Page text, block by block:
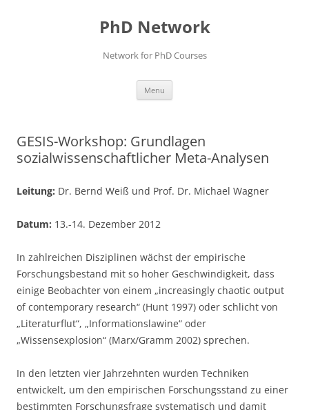
PhD Network
Network for PhD Courses
Menu
GESIS-Workshop: Grundlagen
sozialwissenschaftlicher Meta-Analysen
Leitung: Dr. Bernd Weiß und Prof. Dr. Michael Wagner
Datum: 13.-14. Dezember 2012
In zahlreichen Disziplinen wächst der empirische
Forschungsbestand mit so hoher Geschwindigkeit, dass
einige Beobachter von einem „increasingly chaotic output
of contemporary research“ (Hunt 1997) oder schlicht von
„Literaturflut“, „Informationslawine“ oder
„Wissensexplosion“ (Marx/Gramm 2002) sprechen.
In den letzten vier Jahrzehnten wurden Techniken
entwickelt, um den empirischen Forschungsstand zu einer
bestimmten Forschungsfrage systematisch und damit